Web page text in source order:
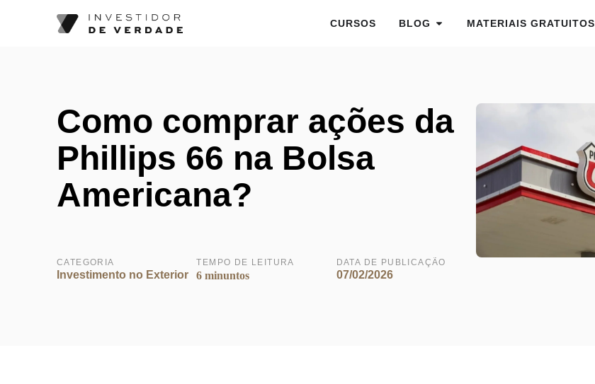
CURSOS BLOG MATERIAIS GRATUITOS
Como comprar ações da
Phillips 66 na Bolsa
Americana?
CATEGORIA
Investimento no Exterior
TEMPO DE LEITURA
6 minuntos
DATA DE PUBLICAÇÃO
07/02/2026